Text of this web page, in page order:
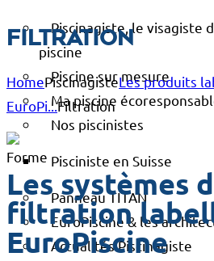
Piscinagiste, le visagiste
piscine
Piscine sur mesure
Ma piscine
Nos piscinistes
Pisciniste en Suisse
Panneau TITAN
EuroPiscine & les
Actualités Piscinagiste
Filtration
HomePiscinagisteLes produits
EuroPi...Filtration
Les systèmes
filtration
EuroPiscine